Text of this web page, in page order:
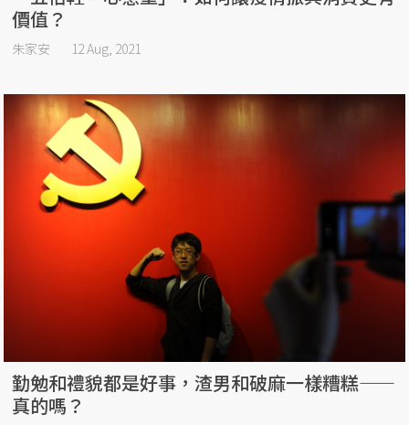
價值？
朱家安 12 Aug, 2021
勤勉和禮貌都是好事，渣男和破麻一樣糟糕——
真的嗎？